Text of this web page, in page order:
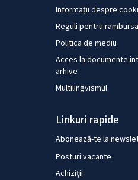
Informații despre
Reguli pentru
Politica de mediu
Acces la documente
arhive
Multilingvismul
Linkuri rapide
Abonează-te la
Posturi vacante
Achiziții